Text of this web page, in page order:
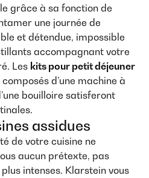
grâce à sa fonction de
une journée de
et détendue, impossible
accompagnant votre
Les kits pour petit déjeuner
d’une machine à
bouilloire satisferont
assidues
de votre cuisine ne
aucun prétexte, pas
intenses. Klarstein vous